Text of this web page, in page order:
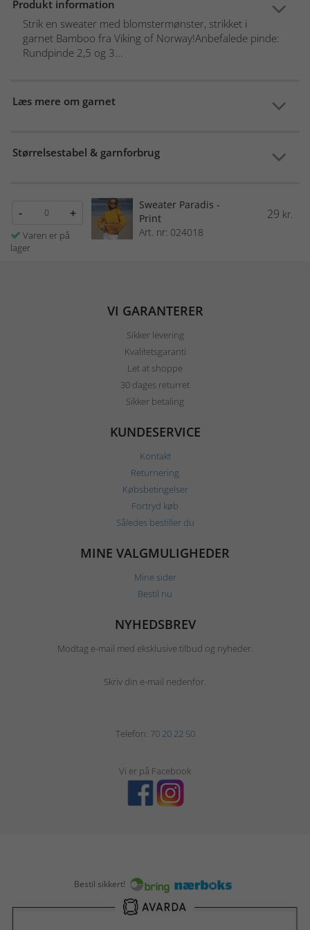
Produkt information
Strik en sweater med blomstermønster, strikket i
garnet Bamboo fra Viking of Norway!Anbefalede pinde:
Rundpinde 2,5 og 3...
Læs mere om garnet
Størrelsestabel & garnforbrug
- +
Varen er på
lager
Sweater Paradis -
Print
Art. nr: 024018
29 kr.
VI GARANTERER
Sikker levering
Kvalitetsgaranti
Let at shoppe
30 dages returret
Sikker betaling
KUNDESERVICE
Kontakt
Returnering
Købsbetingelser
Fortryd køb
Således bestiller du
MINE VALGMULIGHEDER
Mine sider
Bestil nu
NYHEDSBREV
Modtag e-mail med eksklusive tilbud og nyheder.
Skriv din e-mail nedenfor.
Telefon: 70 20 22 50
Vi er på Facebook
Bestil sikkert!